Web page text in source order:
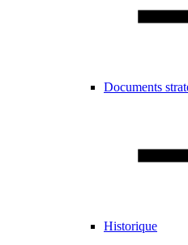
Documents
Historique